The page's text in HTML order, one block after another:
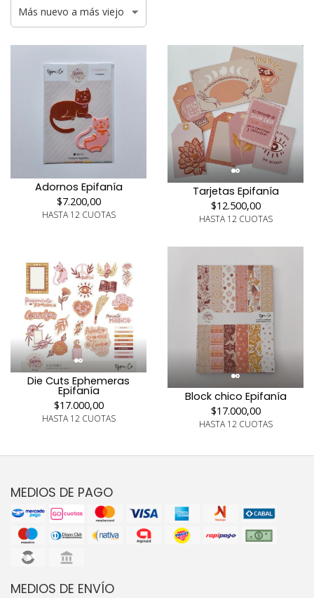
Adornos Epifanía
$7.200,00
HASTA 12 CUOTAS
Tarjetas Epifanía
$12.500,00
HASTA 12 CUOTAS
Die Cuts Ephemeras
Epifanía
$17.000,00
HASTA 12 CUOTAS
Block chico Epifanía
$17.000,00
HASTA 12 CUOTAS
MEDIOS DE PAGO
MEDIOS DE ENVÍO